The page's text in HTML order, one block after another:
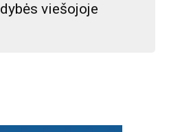
viešojoje